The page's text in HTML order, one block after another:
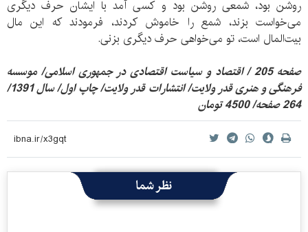
روشن بود، شمعی روشن بود و کسی آمد با ایشان حرف دیگری
می‌خواست بزند، شمع را خاموش کردند، فرمودند که این مال
بیت‌المال است،‌ تو می‌خواهی حرف دیگری بزنی.
صفحه 205 / اقتصاد و سیاست اقتصادی در جمهوری اسلامی/ موسسه
فرهنگی و هنری قدر ولایت/ انتشارات قدر ولایت/ چاپ اول/ سال 1391/
264 صفحه/ 4500 تومان
نظر شما